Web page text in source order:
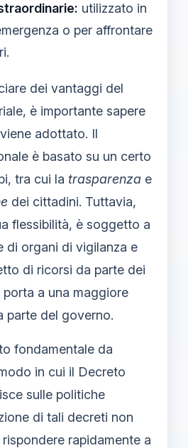
utilizzato in
o per affrontare
dei vantaggi del
è importante sapere
adottato. Il
è basato su un certo
tra cui la trasparenza e
dei cittadini. Tuttavia,
flessibilità, è soggetto a
di organi di vigilanza e
di ricorsi da parte dei
a una maggiore
parte del governo.
fondamentale da
in cui il Decreto
sulle politiche
di tali decreti non
rapidamente a